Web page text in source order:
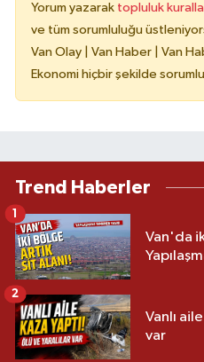
Yorum yazarak topluluk
ve tüm sorumluluğu
Van Olay | Van Haber | Van
Ekonomi hiçbir şekilde
Trend Haberler
Van'da
1
Vanlı
var
2